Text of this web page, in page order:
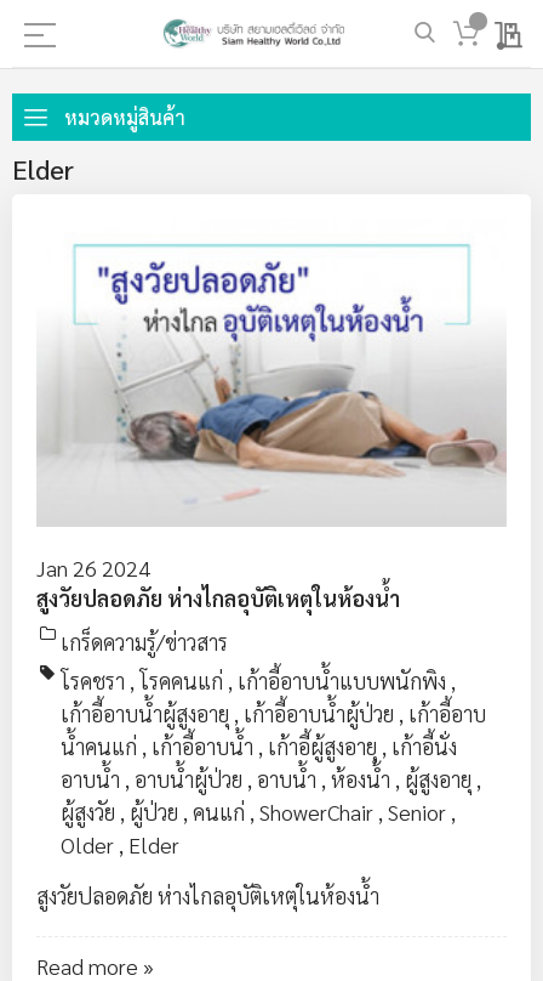
My
ไป
ที่
เนื้อหา
หมวดหมู่สินค้า
Elder
Jan 26 2024
สูงวัยปลอดภัย ห่างไกลอุบัติเหตุในห้องน้ำ
เกร็ดความรู้/ข่าวสาร
โรคชรา ,โรคคนแก่ , เก้าอี้อาบน้ำแบบพนักพิง ,
เก้าอี้อาบน้ำผู้สูงอายุ , เก้าอี้อาบน้ำผู้ป่วย , เก้าอี้อาบ
น้ำคนแก่ , เก้าอี้อาบน้ำ , เก้าอี้ผู้สูงอายุ , เก้าอี้นั่ง
อาบน้ำ , อาบน้ำผู้ป่วย , อาบน้ำ , ห้องน้ำ , ผู้สูงอายุ ,
ผู้สูงวัย , ผู้ป่วย , คนแก่ , ShowerChair , Senior ,
Older , Elder
สูงวัยปลอดภัย ห่างไกลอุบัติเหตุในห้องน้ำ
Read more »